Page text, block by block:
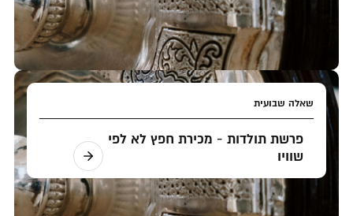
שאלה שבועית
פרשת תולדות - מכירת חפץ לא לפי
שוויו